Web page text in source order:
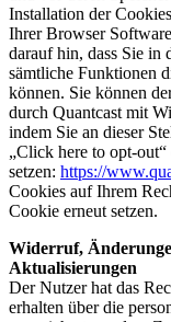
Installation der
Ihrer Browser
darauf hin, dass Sie in
sämtliche Funktionen
können. Sie können
durch Quantcast mit
indem Sie an dieser
„Click here to opt-
setzen: https://
Cookies auf Ihrem
Cookie erneut setzen.
Widerruf,
Aktualisierungen
Der Nutzer hat das
erhalten über die